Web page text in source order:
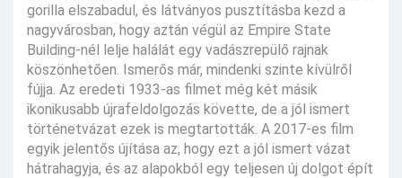
gorilla elszabadul, és látványos pusztításba kezd a
nagyvárosban, hogy aztán végül az Empire State
Building-nél lelje halálát egy vadászrepülő rajnak
köszönhetően. Ismerős már, mindenki szinte kívülről
fújja. Az eredeti 1933-as filmet még két másik
ikonikusabb újrafeldolgozás követte, de a jól ismert
történetvázat ezek is megtartották. A 2017-es film
egyik jelentős újítása az, hogy ezt a jól ismert vázat
hátrahagyja, és az alapokból egy teljesen új dolgot épít